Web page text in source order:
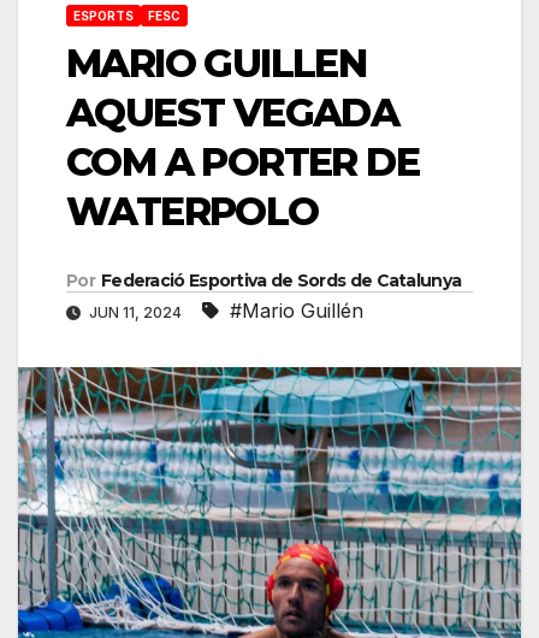
ESPORTS FESC
MARIO GUILLEN
AQUEST VEGADA
COM A PORTER DE
WATERPOLO
Por Federació Esportiva de Sords de Catalunya
JUN 11, 2024 #Mario Guillén